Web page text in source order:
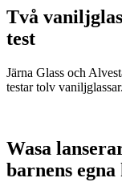
Två
test
Järna Glass och
testar tolv vaniljglassar.
Wasa
barnens